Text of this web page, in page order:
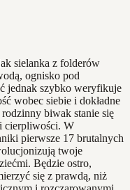
sielanka z folderów
ognisko pod
jednak szybko weryfikuje
wobec siebie i dokładne
biwak stanie się
cierpliwości. W
pierwsze 17 brutalnych
twoje
Będzie ostro,
się z prawdą, niż